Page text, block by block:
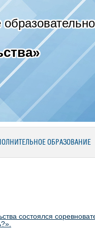
ОБРАЗОВАНИЕ
состоялся